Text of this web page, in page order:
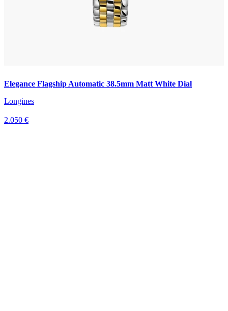
Elegance Flagship Automatic 38.5mm Matt White Dial
Longines
2.050 €